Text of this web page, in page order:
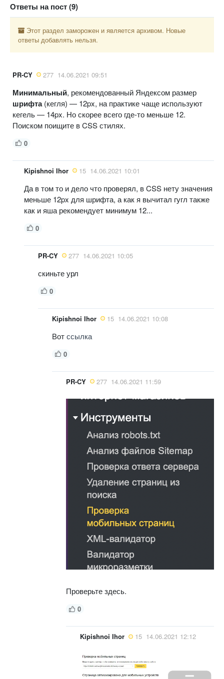
Ответы на пост (9)
Этот раздел заморожен и является архивом. Новые
ответы добавлять нельзя.
PR-CY 277 14.06.2021 09:51
Минимальный, рекомендованный Яндексом размер
шрифта(кегля) — 12px, на практике чаще используют
кегель — 14px. Но скорее всего где-то меньше 12.
Поиском поищите в CSS стилях.
0
Kipishnoi Ihor 15 14.06.2021 10:01
Да в том то и дело что проверял, в CSS нету значения
меньше 12px для шрифта, а как я вычитал гугл также
как и яша рекомендует минимум 12...
0
PR-CY 277 14.06.2021 10:05
скиньте урл
0
Kipishnoi Ihor 15 14.06.2021 10:08
Вотссылка
0
PR-CY 277 14.06.2021 11:59
Проверьте здесь.
0
Kipishnoi Ihor 15 14.06.2021 12:12